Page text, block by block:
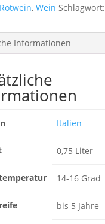
Rotwein, Wein Schlagwort:
Informationen
Italien
0,75 Liter
14-16 Grad
bis 5 Jahre